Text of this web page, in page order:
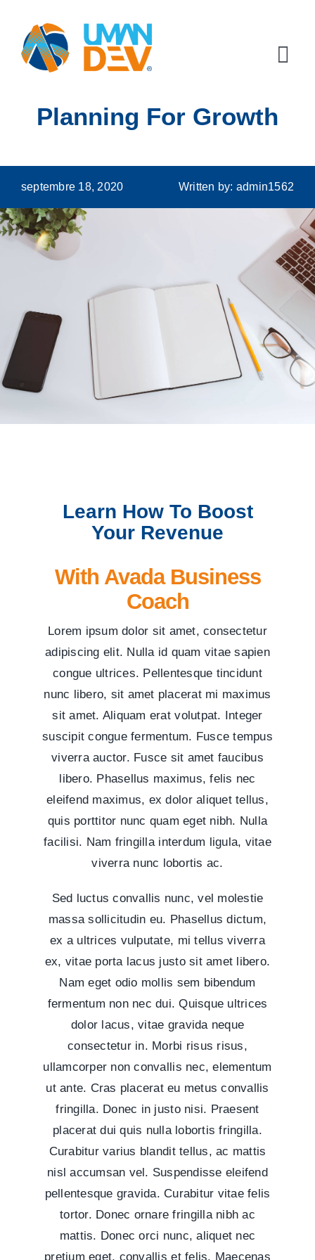
contenu
Transform’Action
À propos
Planning For Growth
septembre 18, 2020 Written by: admin1562
Learn How To Boost
Your Revenue
With Avada Business
Coach
Lorem ipsum dolor sit amet, consectetur
adipiscing elit. Nulla id quam vitae sapien
congue ultrices. Pellentesque tincidunt
nunc libero, sit amet placerat mi maximus
sit amet. Aliquam erat volutpat. Integer
suscipit congue fermentum. Fusce tempus
viverra auctor. Fusce sit amet faucibus
libero. Phasellus maximus, felis nec
eleifend maximus, ex dolor aliquet tellus,
quis porttitor nunc quam eget nibh. Nulla
facilisi. Nam fringilla interdum ligula, vitae
viverra nunc lobortis ac.
Sed luctus convallis nunc, vel molestie
massa sollicitudin eu. Phasellus dictum,
ex a ultrices vulputate, mi tellus viverra
ex, vitae porta lacus justo sit amet libero.
Nam eget odio mollis sem bibendum
fermentum non nec dui. Quisque ultrices
dolor lacus, vitae gravida neque
consectetur in. Morbi risus risus,
ullamcorper non convallis nec, elementum
ut ante. Cras placerat eu metus convallis
fringilla. Donec in justo nisi. Praesent
placerat dui quis nulla lobortis fringilla.
Curabitur varius blandit tellus, ac mattis
nisl accumsan vel. Suspendisse eleifend
pellentesque gravida. Curabitur vitae felis
tortor. Donec ornare fringilla nibh ac
mattis. Donec orci nunc, aliquet nec
pretium eget, convallis et felis. Maecenas